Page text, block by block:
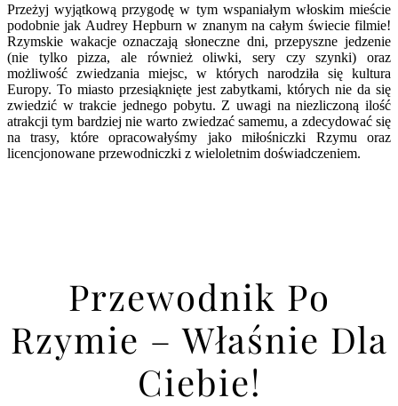
Przeżyj wyjątkową przygodę w tym wspaniałym włoskim mieście
podobnie jak Audrey Hepburn w znanym na całym świecie filmie!
Rzymskie wakacje oznaczają słoneczne dni, przepyszne jedzenie
(nie tylko pizza, ale również oliwki, sery czy szynki) oraz
możliwość zwiedzania miejsc, w których narodziła się kultura
Europy. To miasto przesiąknięte jest zabytkami, których nie da się
zwiedzić w trakcie jednego pobytu. Z uwagi na niezliczoną ilość
atrakcji tym bardziej nie warto zwiedzać samemu, a zdecydować się
na trasy, które opracowałyśmy jako miłośniczki Rzymu oraz
licencjonowane przewodniczki z wieloletnim doświadczeniem.
Przewodnik Po
Rzymie – Właśnie Dla
Ciebie!